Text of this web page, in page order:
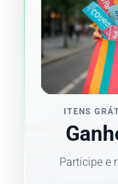
ITENS
Participe e